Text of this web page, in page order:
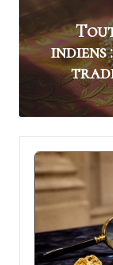
u
p
2
f
u
d
r
e
indiens